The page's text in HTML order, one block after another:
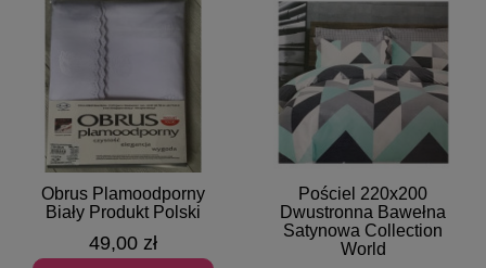
Szybki podgląd
Obrus Plamoodporny
Biały Produkt Polski
49,00 zł
Szybki podgląd
Pościel 220x200
Dwustronna Bawełna
Satynowa Collection
World